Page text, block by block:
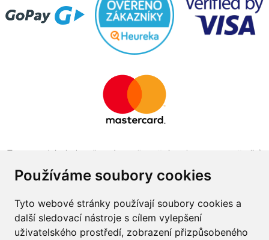
Používáme soubory cookies
Tyto webové stránky používají soubory cookies a
další sledovací nástroje s cílem vylepšení
uživatelského prostředí, zobrazení přizpůsobeného
Tento projekt byl realizován za finanční podpory z prostředků
obchodu v programu The Country for the Future